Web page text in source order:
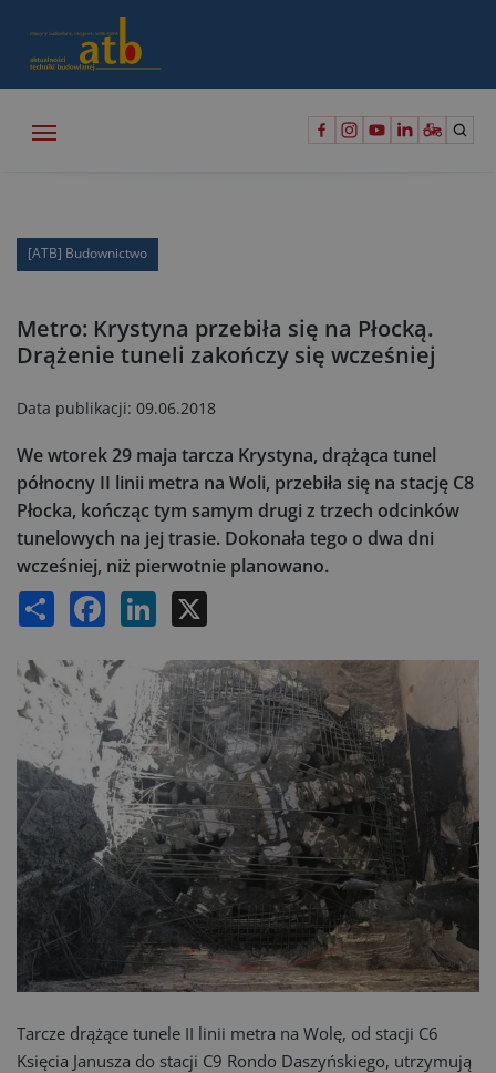
[ATB] Budownictwo
Metro: Krystyna przebiła się na Płocką.
Drążenie tuneli zakończy się wcześniej
Data publikacji: 09.06.2018
We wtorek 29 maja tarcza Krystyna, drążąca tunel
północny II linii metra na Woli, przebiła się na stację C8
Płocka, kończąc tym samym drugi z trzech odcinków
tunelowych na jej trasie. Dokonała tego o dwa dni
wcześniej, niż pierwotnie planowano.
Share Facebook LinkedIn
Tarcze drążące tunele II linii metra na Wolę, od stacji C6
Księcia Janusza do stacji C9 Rondo Daszyńskiego, utrzymują